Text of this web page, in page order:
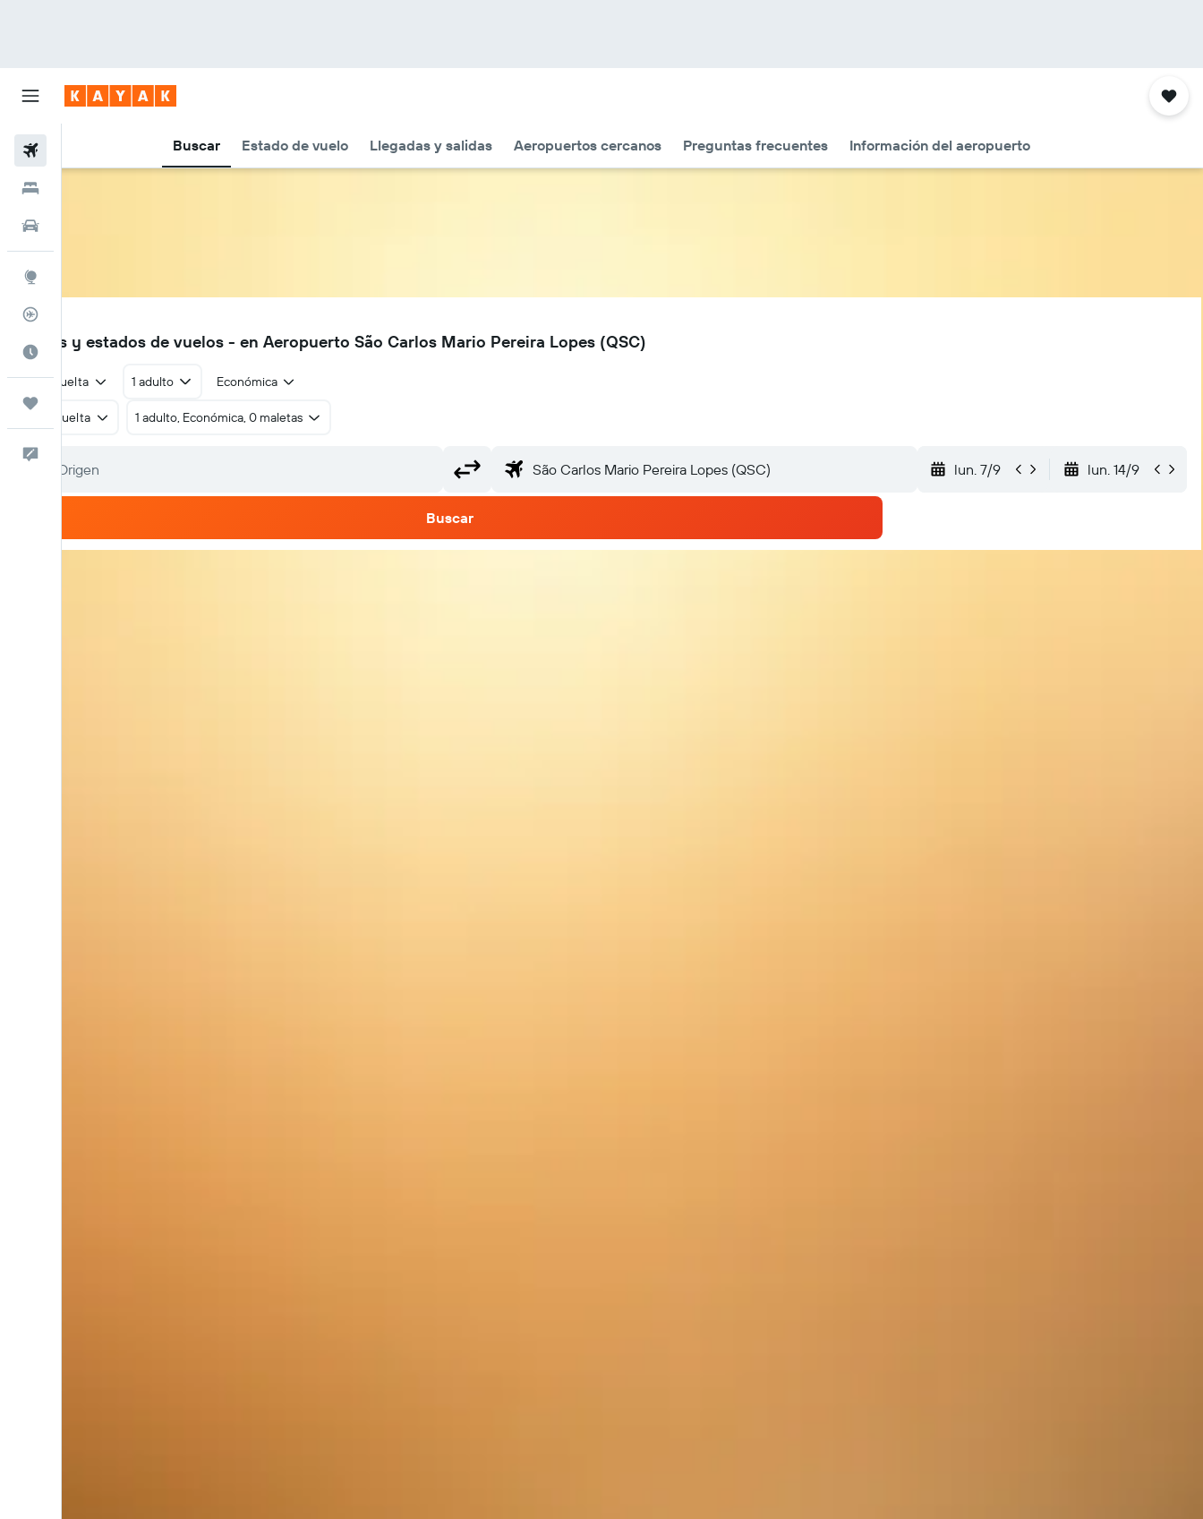
Buscar Estado de vuelo Llegadas y salidas Aeropuertos cercanos Preguntas frecuentes Información del aeropuerto
Cuándo ir
QSC
Vuelos y estados de vuelos - en Aeropuerto São Carlos Mario Pereira Lopes (QSC)
Ida y vuelta 1 adulto Económica
Ida y vuelta 1 adulto, Económica, 0 maletas
lun. 7/9 lun. 14/9
Buscar